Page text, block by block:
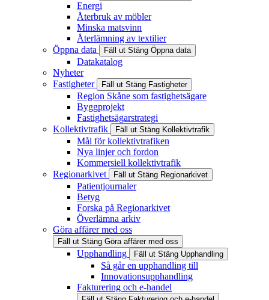
Energi
Återbruk av möbler
Minska matsvinn
Återlämning av textilier
Öppna data
Fäll ut Stäng Öppna data
Datakatalog
Nyheter
Fastigheter
Fäll ut Stäng Fastigheter
Region Skåne som fastighetsägare
Byggprojekt
Fastighetsägarstrategi
Kollektivtrafik
Fäll ut Stäng Kollektivtrafik
Mål för kollektivtrafiken
Nya linjer och fordon
Kommersiell kollektivtrafik
Regionarkivet
Fäll ut Stäng Regionarkivet
Patientjournaler
Betyg
Forska på Regionarkivet
Överlämna arkiv
Göra affärer med oss
Fäll ut Stäng Göra affärer med oss
Upphandling Fäll ut Stäng Upphandling
Så går en upphandling till
Innovationsupphandling
Fakturering och e-handel